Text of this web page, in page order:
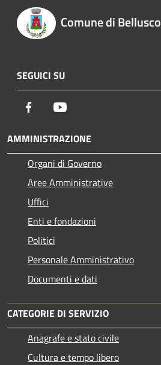
Comune di Bellusco
SEGUICI SU
Facebook
AMMINISTRAZIONE
Organi di Governo
Aree Amministrative
Uffici
Enti e fondazioni
Politici
Personale Amministrativo
Documenti e dati
CATEGORIE DI SERVIZIO
Anagrafe e stato civile
Cultura e tempo libero